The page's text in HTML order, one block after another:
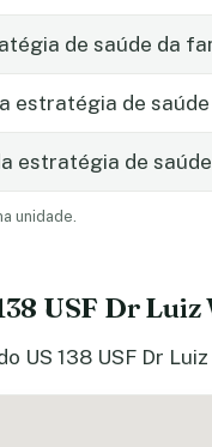
de saúde da
estratégia de
estratégia de
unidade.
USF Dr
US 138 USF Dr